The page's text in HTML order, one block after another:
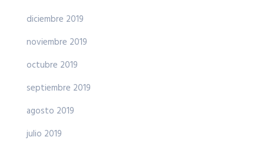
diciembre 2019
noviembre 2019
octubre 2019
septiembre 2019
agosto 2019
julio 2019